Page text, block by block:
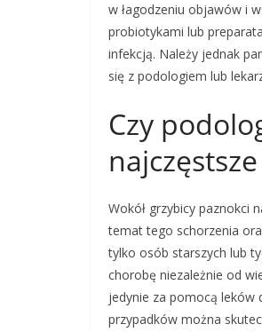
w łagodzeniu objawów i
probiotykami lub
infekcją. Należy jednak
się z podologiem lub
Czy
Wokół grzybicy paznokci
temat tego schorzenia
tylko osób starszych lub
chorobę niezależnie od
jedynie za pomocą leków
przypadków można